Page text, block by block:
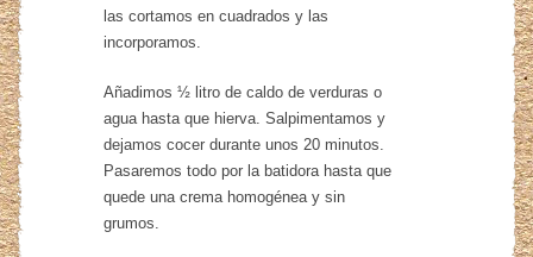
las cortamos en cuadrados y las
incorporamos.
Añadimos ½ litro de caldo de verduras o
agua hasta que hierva. Salpimentamos y
dejamos cocer durante unos 20 minutos.
Pasaremos todo por la batidora hasta que
quede una crema homogénea y sin
grumos.